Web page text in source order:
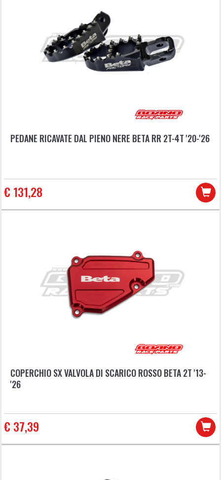
PEDANE RICAVATE DAL PIENO NERE BETA RR 2T-4T '20-'26
€ 131,28
COPERCHIO SX VALVOLA DI SCARICO ROSSO BETA 2T '13-
'26
€ 37,39